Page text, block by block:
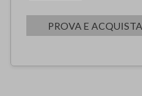
PROVA E